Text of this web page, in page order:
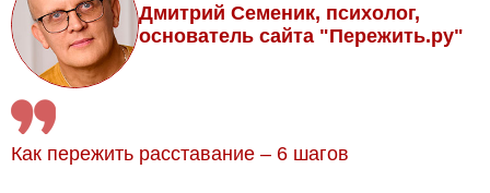
Дмитрий Семеник, психолог,
основатель сайта "Пережить.ру"
Как пережить расставание – 6 шагов